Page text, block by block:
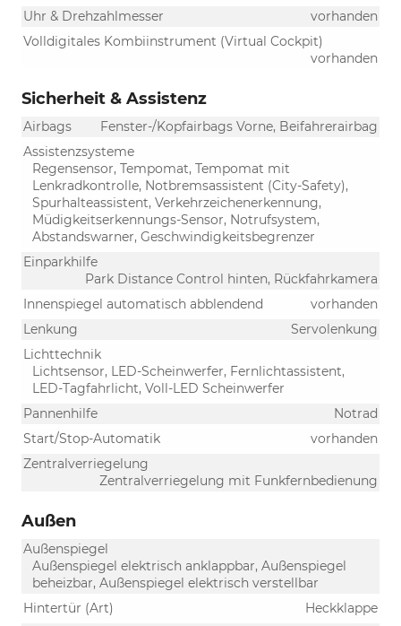
Uhr & Drehzahlmesser
vorhanden
Volldigitales Kombiinstrument (Virtual Cockpit)
vorhanden
Sicherheit & Assistenz
Airbags
Fenster-/Kopfairbags Vorne, Beifahrerairbag
Assistenzsysteme
Regensensor, Tempomat, Tempomat mit
Lenkradkontrolle, Notbremsassistent (City-Safety),
Spurhalteassistent, Verkehrzeichenerkennung,
Müdigkeitserkennungs-Sensor, Notrufsystem,
Abstandswarner, Geschwindigkeitsbegrenzer
Einparkhilfe
Park Distance Control hinten, Rückfahrkamera
Innenspiegel automatisch abblendend
vorhanden
Lenkung
Servolenkung
Lichttechnik
Lichtsensor, LED-Scheinwerfer, Fernlichtassistent,
LED-Tagfahrlicht, Voll-LED Scheinwerfer
Pannenhilfe
Notrad
Start/Stop-Automatik
vorhanden
Zentralverriegelung
Zentralverriegelung mit Funkfernbedienung
Außen
Außenspiegel
Außenspiegel elektrisch anklappbar, Außenspiegel
beheizbar, Außenspiegel elektrisch verstellbar
Hintertür (Art)
Heckklappe